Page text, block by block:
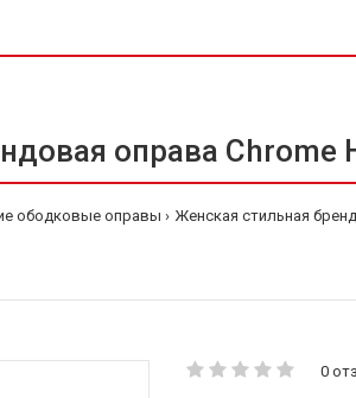
оправа Chrome
ободковые оправы Женская стильная
0